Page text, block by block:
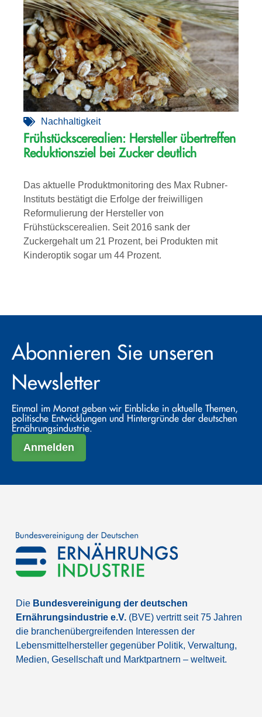
Nachhaltigkeit
Frühstückscerealien: Hersteller übertreffen
Reduktionsziel bei Zucker deutlich
Das aktuelle Produktmonitoring des Max Rubner-
Instituts bestätigt die Erfolge der freiwilligen
Reformulierung der Hersteller von
Frühstückscerealien. Seit 2016 sank der
Zuckergehalt um 21 Prozent, bei Produkten mit
Kinderoptik sogar um 44 Prozent.
Abonnieren Sie unseren
Newsletter
Einmal im Monat geben wir Einblicke in aktuelle Themen,
politische Entwicklungen und Hintergründe der deutschen
Ernährungsindustrie.
Anmelden
Die Bundesvereinigung der deutschen
Ernährungsindustrie e.V. (BVE) vertritt seit 75 Jahren
die branchenübergreifenden Interessen der
Lebensmittelhersteller gegenüber Politik, Verwaltung,
Medien, Gesellschaft und Marktpartnern – weltweit.